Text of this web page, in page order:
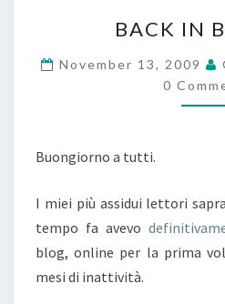
IN
BACK IN
November 13, 2009
0
Buongiorno a tutti.
I miei più assidui lettori
tempo fa avevo
blog, online per la prima
mesi di inattività.